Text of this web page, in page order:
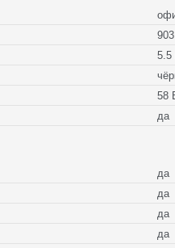
5.5
58
да
да
да
да
да